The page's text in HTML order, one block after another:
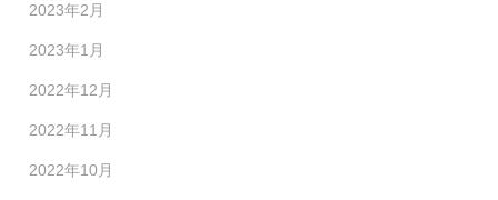
2023年2月
2023年1月
2022年12月
2022年11月
2022年10月